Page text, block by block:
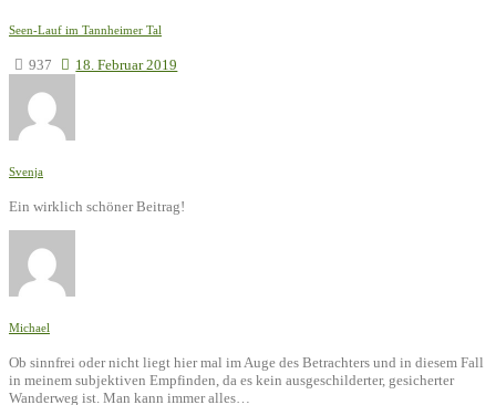
Seen-Lauf im Tannheimer Tal
937 18. Februar 2019
Svenja
Ein wirklich schöner Beitrag!
Michael
Ob sinnfrei oder nicht liegt hier mal im Auge des Betrachters und in diesem Fall
in meinem subjektiven Empfinden, da es kein ausgeschilderter, gesicherter
Wanderweg ist. Man kann immer alles…